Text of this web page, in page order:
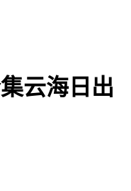
云海日出